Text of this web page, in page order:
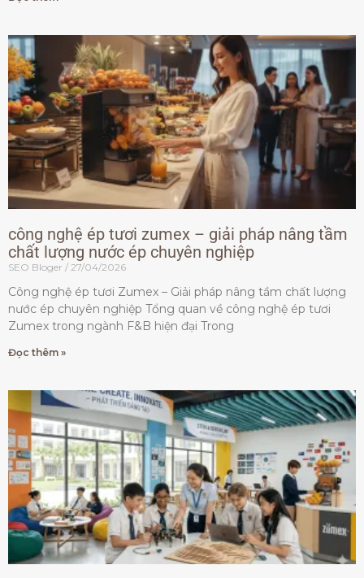
công nghệ ép tươi zumex – giải pháp nâng tầm
chất lượng nước ép chuyên nghiệp
SEO Bloger 27/04/2026
Công nghệ ép tươi Zumex – Giải pháp nâng tầm chất lượng
nước ép chuyên nghiệp Tổng quan về công nghệ ép tươi
Zumex trong ngành F&B hiện đại Trong
Đọc thêm »